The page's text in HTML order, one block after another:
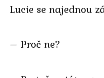
Lucie se najednou
– Proč ne?